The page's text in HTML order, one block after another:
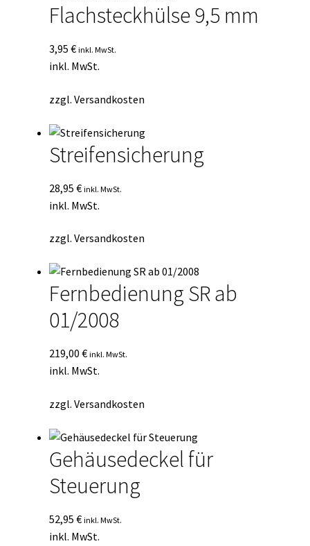
Flachsteckhülse 9,5 mm
3,95 € inkl. MwSt.
inkl. MwSt.
zzgl. Versandkosten
Streifensicherung
28,95 € inkl. MwSt.
inkl. MwSt.
zzgl. Versandkosten
Fernbedienung SR ab
01/2008
219,00 € inkl. MwSt.
inkl. MwSt.
zzgl. Versandkosten
Gehäusedeckel für
Steuerung
52,95 € inkl. MwSt.
inkl. MwSt.